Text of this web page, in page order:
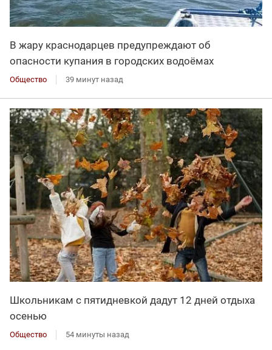
В жару краснодарцев предупреждают об
опасности купания в городских водоёмах
Общество 39 минут назад
Школьникам с пятидневкой дадут 12 дней отдыха
осенью
Общество 54 минуты назад